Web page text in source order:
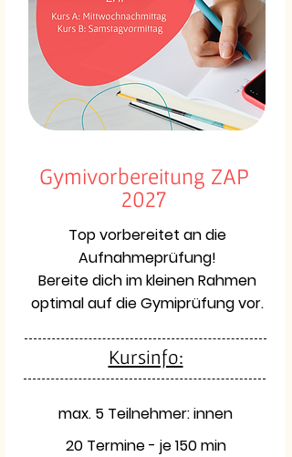
Gymivorbereitung ZAP
2027
Top vorbereitet an die
Aufnahmeprüfung!
Bereite dich im kleinen Rahmen
optimal auf die Gymiprüfung vor.
Kursinfo:
max. 5 Teilnehmer: innen
20 Termine - je 150 min